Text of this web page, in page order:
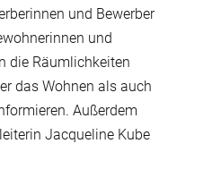
und Bewerber
und
die Räumlichkeiten
das Wohnen als auch
Außerdem
Jacqueline Kube